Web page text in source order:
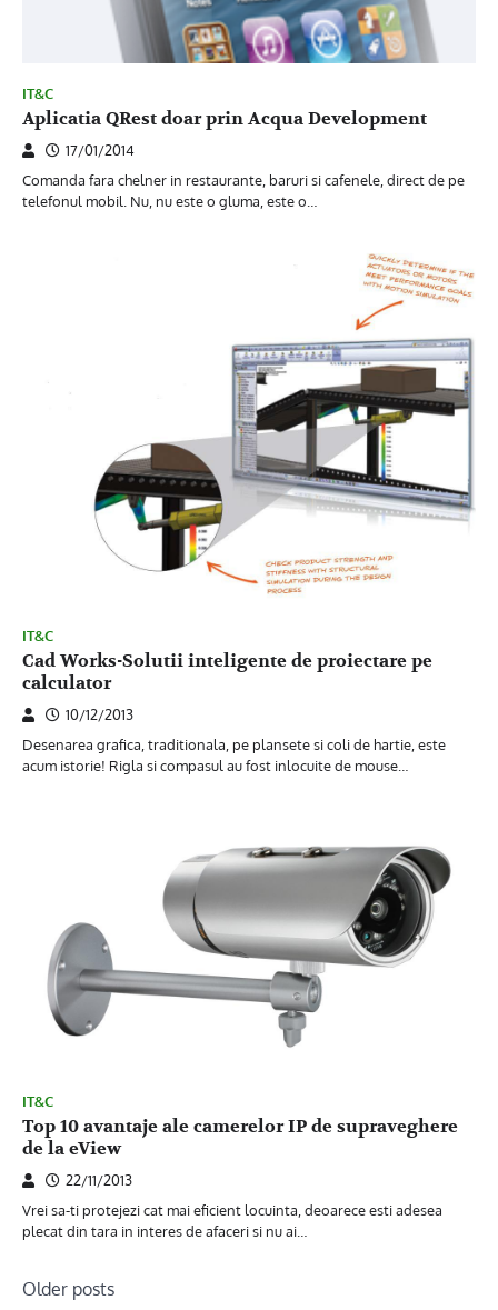
IT&C
Aplicatia QRest doar prin Acqua Development
17/01/2014
Comanda fara chelner in restaurante, baruri si cafenele, direct de pe
telefonul mobil. Nu, nu este o gluma, este o…
IT&C
Cad Works-Solutii inteligente de proiectare pe
calculator
10/12/2013
Desenarea grafica, traditionala, pe plansete si coli de hartie, este
acum istorie! Rigla si compasul au fost inlocuite de mouse…
IT&C
Top 10 avantaje ale camerelor IP de supraveghere
de la eView
22/11/2013
Vrei sa-ti protejezi cat mai eficient locuinta, deoarece esti adesea
plecat din tara in interes de afaceri si nu ai…
Posts
Older posts